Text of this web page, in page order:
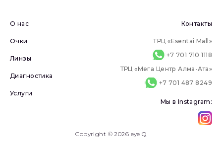
Copyright © 2026 eye Q
О нас
Очки
Линзы
Диагностика
Услуги
Контакты
ТРЦ «Esentai Mall»
+7 701 710 1118
ТРЦ «Мега Центр Алма-Ата»
+7 701 487 8249
Мы в Instagram: